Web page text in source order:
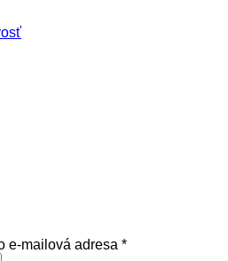
e-mailová adresa *Povinné